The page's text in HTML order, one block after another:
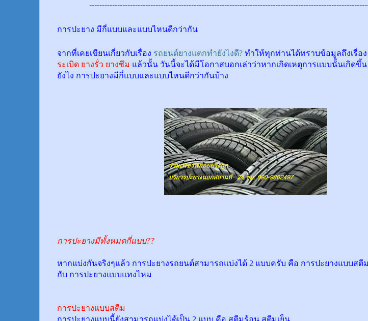
การปะยาง มีกี่แบบและแบบไหนดีกว่ากัน
จากที่เคยเขียนเกี่ยวกับเรื่อง รถยนต์ยางแตกทำยังไงดี? ทำให้ทุกท่านได้ทราบข้อมูลถึงเรื่อง
ระเบิด ยางรั่ว ยางซึม แล้วนั้น วันนี้จะได้มีโอกาสบอกเล่าว่าหากเกิดเหตุการแบบนั้นเกิดขึ้น
ยังไง การปะยางมีกี่แบบและแบบไหนดีกว่ากันบ้าง
การปะยางมีทั้งหมดกี่แบบ??
หากแบ่งกันจริงๆแล้ว การปะยางรถยนต์สามารถแบ่งได้ 2 แบบครับ คือ การปะยางแบบสตีม
กับ การปะยางแบบแทงไหม
การปะยางแบบสตีม